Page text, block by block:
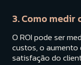
3. Como medir
O ROI pode ser
custos, o
satisfação do